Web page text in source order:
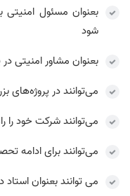
بعنوان مسئول
شود
بعنوان مشاور امنیتی
می‌توانند در پروژه‌های
می‌توانند شرکت خود را
می‌توانند برای ادامه
می‌ توانند بعنوان